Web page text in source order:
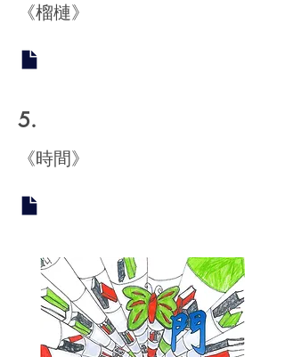
《榴槤》
5.
《時間》